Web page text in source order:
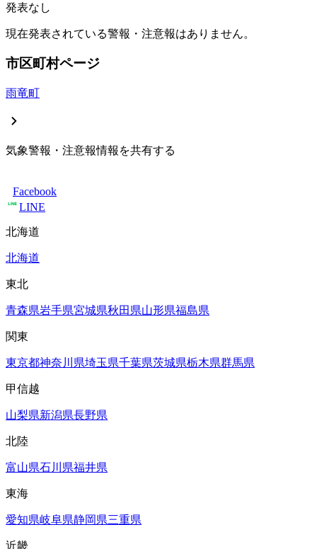
発表なし
現在発表されている警報・注意報はありません。
市区町村ページ
雨竜町
気象警報・注意報情報を共有する
Facebook
LINE
北海道
北海道
東北
青森県岩手県宮城県秋田県山形県福島県
関東
東京都神奈川県埼玉県千葉県茨城県栃木県群馬県
甲信越
山梨県新潟県長野県
北陸
富山県石川県福井県
東海
愛知県岐阜県静岡県三重県
近畿